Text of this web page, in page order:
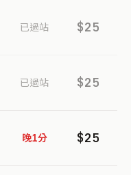
已過站 $25
已過站 $25
晚1分 $25